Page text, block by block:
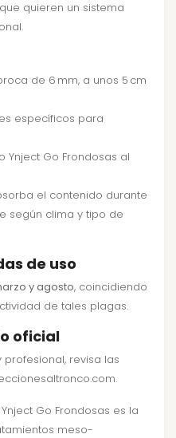
quieren un sistema
de 6 mm, a unos 5 cm
específicos para
Ynject Go Frondosas al
el contenido durante
según clima y tipo de
de uso
y agosto, coincidiendo
de tales plagas.
oficial
revisa las
Go Frondosas es la
meso-